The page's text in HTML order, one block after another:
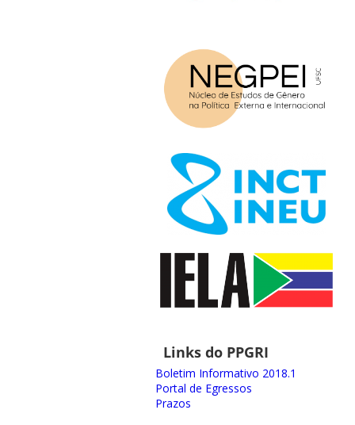
Links do PPGRI
Boletim Informativo 2018.1
Portal de Egressos
Prazos